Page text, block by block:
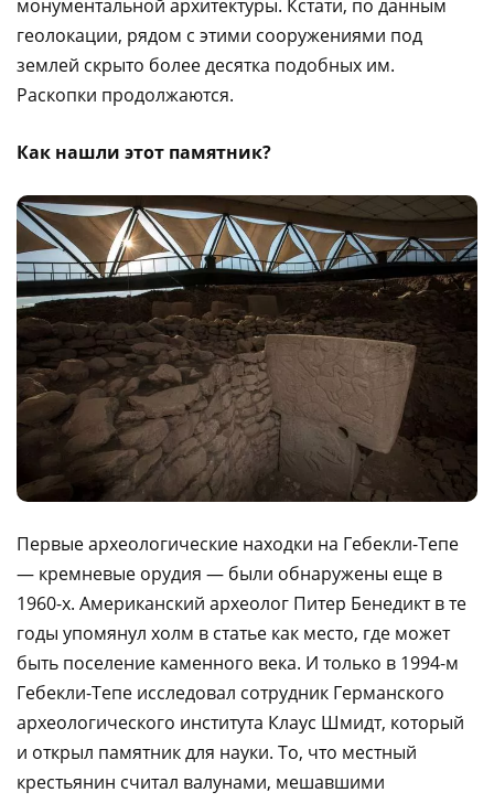
монументальной архитектуры. Кстати, по данным
геолокации, рядом с этими сооружениями под
землей скрыто более десятка подобных им.
Раскопки продолжаются.
Как нашли этот памятник?
Первые археологические находки на Гебекли-Тепе
— кремневые орудия — были обнаружены еще в
1960-х. Американский археолог Питер Бенедикт в те
годы упомянул холм в статье как место, где может
быть поселение каменного века. И только в 1994-м
Гебекли-Тепе исследовал сотрудник Германского
археологического института Клаус Шмидт, который
и открыл памятник для науки. То, что местный
крестьянин считал валунами, мешавшими